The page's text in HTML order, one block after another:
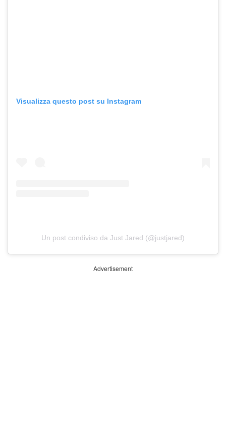
Visualizza questo post su Instagram
Un post condiviso da Just Jared (@justjared)
Advertisement